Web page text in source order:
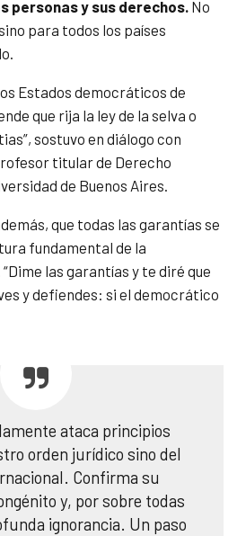
personas y sus derechos. No
para todos los países
Estados democráticos de
que rija la ley de la selva o
sostuvo en diálogo con
titular de Derecho
de Buenos Aires.
que todas las garantías se
fundamental de la
ime las garantías y te diré que
y defiendes: si el democrático
ataca principios
orden jurídico sino del
Confirma su
y, por sobre todas
ignorancia. Un paso